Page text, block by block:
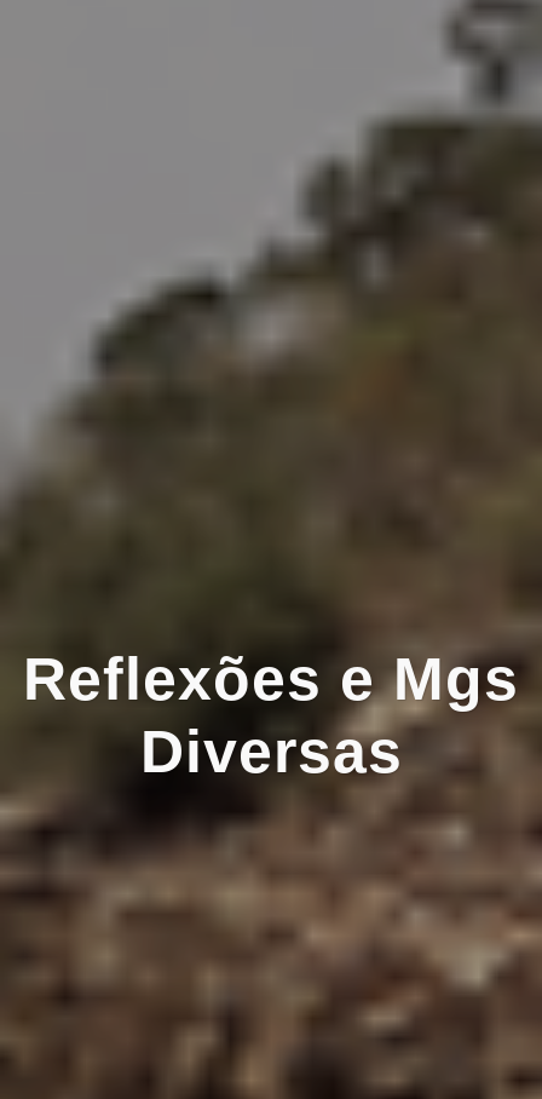
Reflexões e Mgs
Diversas